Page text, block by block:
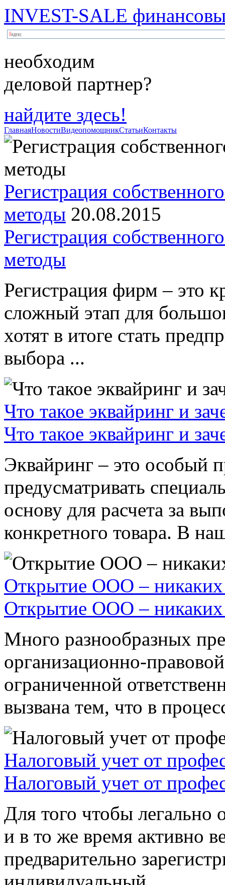
INVEST-SALE
необходим
деловой партнер?
найдите здесь!
ГлавнаяНовостиВидеопомощникСтатьиКонтакты
Регистрация
методы 20.08.2015
Регистрация
методы
Регистрация фирм – это
сложный этап для
хотят в итоге стать
выбора ...
Что такое эквайринг и
Что такое эквайринг и
Эквайринг – это особый
предусматривать
основу для расчета за
конкретного товара. В
Открытие ООО – никаких
Открытие ООО – никаких
Много разнообразных
организационно-
ограниченной
вызвана тем, что в
Налоговый учет от
Налоговый учет от
Для того чтобы легально
и в то же время активно
предварительно